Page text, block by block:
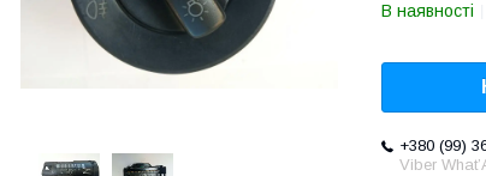
В наявності
+380 (99)
Viber